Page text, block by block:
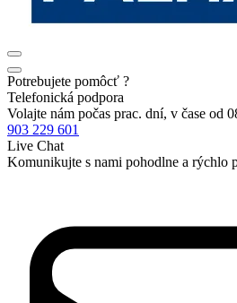
Potrebujete pomôcť ?
Telefonická podpora
Volajte nám počas prac. dní, v čase od
903 229 601
Live Chat
Komunikujte s nami pohodlne a rýchlo